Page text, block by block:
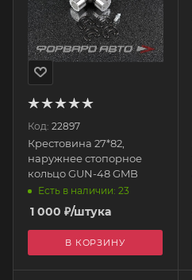
Код: 22897
Крестовина 27*82,
наружнее стопорное
кольцо GUN-48 GMB
Есть в наличии: 23
1 000 ₽/штука
В КОРЗИНУ